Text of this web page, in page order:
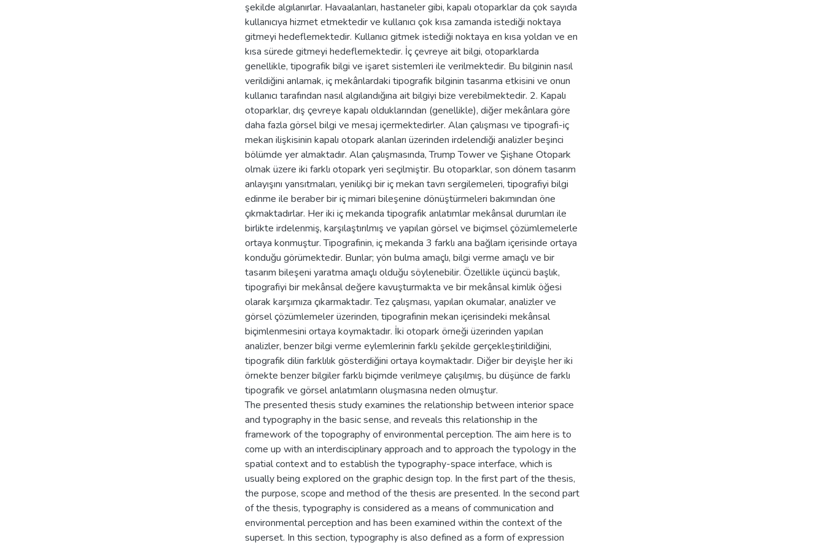
şekilde algılanırlar. Havaalanları, hastaneler gibi, kapalı otoparklar da çok sayıda
kullanıcıya hizmet etmektedir ve kullanıcı çok kısa zamanda istediği noktaya
gitmeyi hedeflemektedir. Kullanıcı gitmek istediği noktaya en kısa yoldan ve en
kısa sürede gitmeyi hedeflemektedir. İç çevreye ait bilgi, otoparklarda
genellikle, tipografik bilgi ve işaret sistemleri ile verilmektedir. Bu bilginin nasıl
verildiğini anlamak, iç mekânlardaki tipografik bilginin tasarıma etkisini ve onun
kullanıcı tarafından nasıl algılandığına ait bilgiyi bize verebilmektedir. 2. Kapalı
otoparklar, dış çevreye kapalı olduklarından (genellikle), diğer mekânlara göre
daha fazla görsel bilgi ve mesaj içermektedirler. Alan çalışması ve tipografi-iç
mekan ilişkisinin kapalı otopark alanları üzerinden irdelendiği analizler beşinci
bölümde yer almaktadır. Alan çalışmasında, Trump Tower ve Şişhane Otopark
olmak üzere iki farklı otopark yeri seçilmiştir. Bu otoparklar, son dönem tasarım
anlayışını yansıtmaları, yenilikçi bir iç mekan tavrı sergilemeleri, tipografiyi bilgi
edinme ile beraber bir iç mimari bileşenine dönüştürmeleri bakımından öne
çıkmaktadırlar. Her iki iç mekanda tipografik anlatımlar mekânsal durumları ile
birlikte irdelenmiş, karşılaştırılmış ve yapılan görsel ve biçimsel çözümlemelerle
ortaya konmuştur. Tipografinin, iç mekanda 3 farklı ana bağlam içerisinde ortaya
konduğu görümektedir. Bunlar; yön bulma amaçlı, bilgi verme amaçlı ve bir
tasarım bileşeni yaratma amaçlı olduğu söylenebilir. Özellikle üçüncü başlık,
tipografiyi bir mekânsal değere kavuşturmakta ve bir mekânsal kimlik öğesi
olarak karşımıza çıkarmaktadır. Tez çalışması, yapılan okumalar, analizler ve
görsel çözümlemeler üzerinden, tipografinin mekan içerisindeki mekânsal
biçimlenmesini ortaya koymaktadır. İki otopark örneği üzerinden yapılan
analizler, benzer bilgi verme eylemlerinin farklı şekilde gerçekleştirildiğini,
tipografik dilin farklılık gösterdiğini ortaya koymaktadır. Diğer bir deyişle her iki
örnekte benzer bilgiler farklı biçimde verilmeye çalışılmış, bu düşünce de farklı
tipografik ve görsel anlatımların oluşmasına neden olmuştur.
The presented thesis study examines the relationship between interior space
and typography in the basic sense, and reveals this relationship in the
framework of the topography of environmental perception. The aim here is to
come up with an interdisciplinary approach and to approach the typology in the
spatial context and to establish the typography-space interface, which is
usually being explored on the graphic design top. In the first part of the thesis,
the purpose, scope and method of the thesis are presented. In the second part
of the thesis, typography is considered as a means of communication and
environmental perception and has been examined within the context of the
superset. In this section, typography is also defined as a form of expression